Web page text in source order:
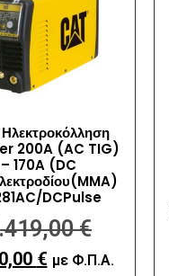
200A (AC TIG)
– 170A (DC
DCPulse
€
€ με Φ.Π.Α.